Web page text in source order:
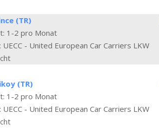
(TR)
1-2 pro Monat
UECC - United European Car Carriers LKW
(TR)
1-2 pro Monat
UECC - United European Car Carriers LKW